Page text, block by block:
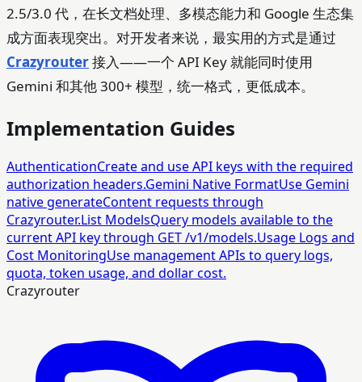
2.5/3.0 代，在长文档处理、多模态能力和 Google 生态集
成方面表现突出。对开发者来说，最实用的方式是通过
Crazyrouter接入——一个 API Key 就能同时使用
Gemini 和其他 300+ 模型，统一格式，更低成本。
Implementation Guides
AuthenticationCreate and use API keys with the required
authorization headers.Gemini Native FormatUse Gemini
native generateContent requests through
Crazyrouter.List ModelsQuery models available to the
current API key through GET /v1/models.Usage Logs and
Cost MonitoringUse management APIs to query logs,
quota, token usage, and dollar cost.
Crazyrouter